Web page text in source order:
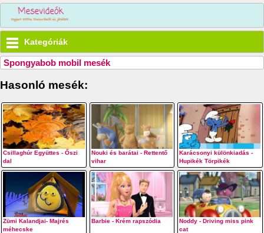
Kategóriák
Spongyabob mobil mesék
Hasonló mesék:
Csillaghúr Együttes - Őszi
dal
Nouki és barátai - Rettentő
vihar
Karácsonyi különkiadás -
Hupikék Törpikék
Zümi Kalandjai- Majrés
méhecske
Barbie - Krém rapszódia
Noddy - Driving miss pink
cat